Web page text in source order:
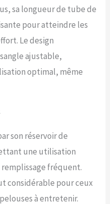
】 : il adopte un
de style sac à dos,
avec des sangles
et respirantes,
sorte que vous pouvez
pendant une
période sans
de fatigue et
Le dossier
la chaleur de
une utilisation à long
ne vous nuira pas.
application】 : il
traiter efficacement
tâches telles que
les feuilles,
la pelouse, le
sa longueur de tube de
pour atteindre les
Le design
ajustable,
optimal, même
son réservoir de
une utilisation
remplissage fréquent.
considérable pour ceux
à entretenir.